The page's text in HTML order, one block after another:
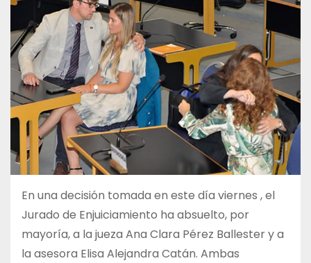
En una decisión tomada en este día viernes , el
Jurado de Enjuiciamiento ha absuelto, por
mayoría, a la jueza Ana Clara Pérez Ballester y a
la asesora Elisa Alejandra Catán. Ambas